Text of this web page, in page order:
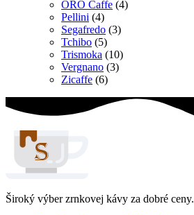
ORO Caffe (4)
Pellini (4)
Segafredo (3)
Tchibo (5)
Trismoka (10)
Vergnano (3)
Zicaffe (6)
Široký výber zrnkovej kávy za dobré ceny.